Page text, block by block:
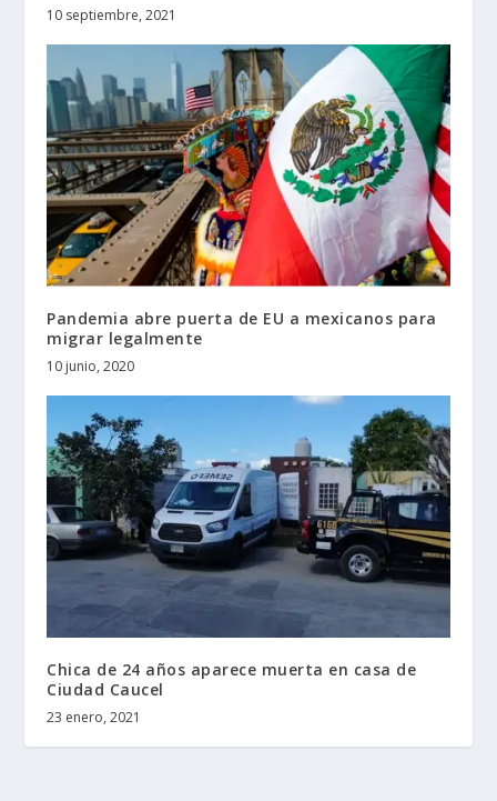
10 septiembre, 2021
Pandemia abre puerta de EU a mexicanos para
migrar legalmente
10 junio, 2020
Chica de 24 años aparece muerta en casa de
Ciudad Caucel
23 enero, 2021